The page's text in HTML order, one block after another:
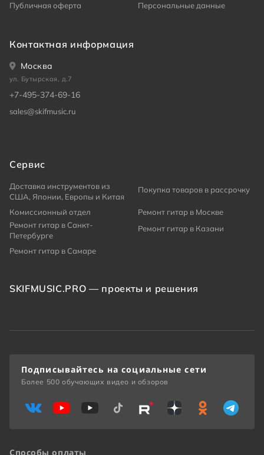
Публичная оферта
Персональные данные
Контактная информация
Москва
ул. Бутырская, д.7
+7-495-374-69-16
sales@skifmusic.ru
Сервис
Доставка инструментов из
США, Японии, Европы и Китая
Покупка товаров в рассрочку
Комиссионный отдел
Ремонт гитар в Москве
Ремонт гитар в Санкт-
Петербурге
Ремонт гитар в Казани
Ремонт гитар в Самаре
SKIFMUSIC.PRO — проекты и решения
Способы оплаты
Подписывайтесь на социальные сети
Более 500 обучающих видео и обзоров